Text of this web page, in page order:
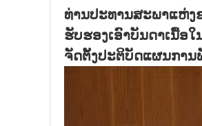
ທ່ານປະທານສະພາແຫ່
ຮັບຮອງເອົາບັນດາເນື້ອ
ຈັດຕັ້ງປະຕິບັດແຜນການ